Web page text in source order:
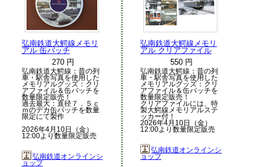
弘南鉄道大鰐線メモリ
アル 缶バッチ
270 円
弘南鉄道大鰐線：昔の列
車・駅舎写真を使用した
メモリアルグッズ：クリ
アファイル＆缶バッチを
数量限定販売！
過去最大：直径７．５ｃ
ｍのデカ缶バッチを数量
限定にて製作
2026年4月10日（金）
12:00より数量限定販売
弘南鉄道オンラインシ
ョップ
弘南鉄道大鰐線メモリ
アル クリアファイル
550 円
弘南鉄道大鰐線：昔の列
車・駅舎写真を使用した
メモリアルグッズ：クリ
アファイル＆缶バッチを
数量限定販売！
クリアファイルには、特
製大鰐線メモリアルステ
ッカー付！
2026年4月10日（金）
12:00より数量限定販売
弘南鉄道オンラインシ
ョップ